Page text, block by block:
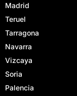
Madrid
Teruel
Tarragona
Navarra
Vizcaya
Soria
Palencia